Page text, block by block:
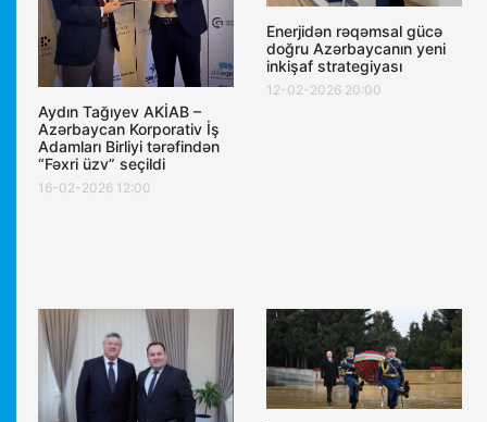
Aydın Tağıyev AKİAB –
Azərbaycan Korporativ İş
Adamları Birliyi tərəfindən
“Fəxri üzv” seçildi
16-02-2026 12:00
Enerjidən rəqəmsal gücə
doğru Azərbaycanın yeni
inkişaf strategiyası
12-02-2026 20:00